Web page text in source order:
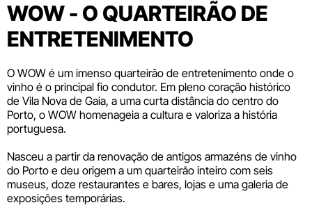
WOW - O QUARTEIRÃO DE
ENTRETENIMENTO
O WOW é um imenso quarteirão de entretenimento onde o
vinho é o principal fio condutor. Em pleno coração histórico
de Vila Nova de Gaia, a uma curta distância do centro do
Porto, o WOW homenageia a cultura e valoriza a história
portuguesa.
Nasceu a partir da renovação de antigos armazéns de vinho
do Porto e deu origem a um quarteirão inteiro com seis
museus, doze restaurantes e bares, lojas e uma galeria de
exposições temporárias.